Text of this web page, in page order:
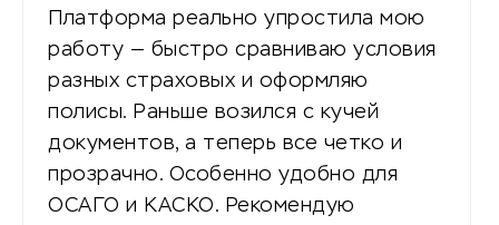
Платформа реально упростила мою
работу — быстро сравниваю условия
разных страховых и оформляю
полисы. Раньше возился с кучей
документов, а теперь все четко и
прозрачно. Особенно удобно для
ОСАГО и КАСКО. Рекомендую